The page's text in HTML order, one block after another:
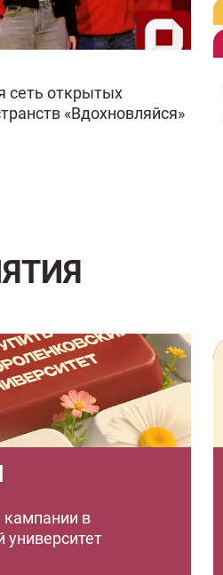
сеть открытых
«Вдохновляйся»
кампании в
университет